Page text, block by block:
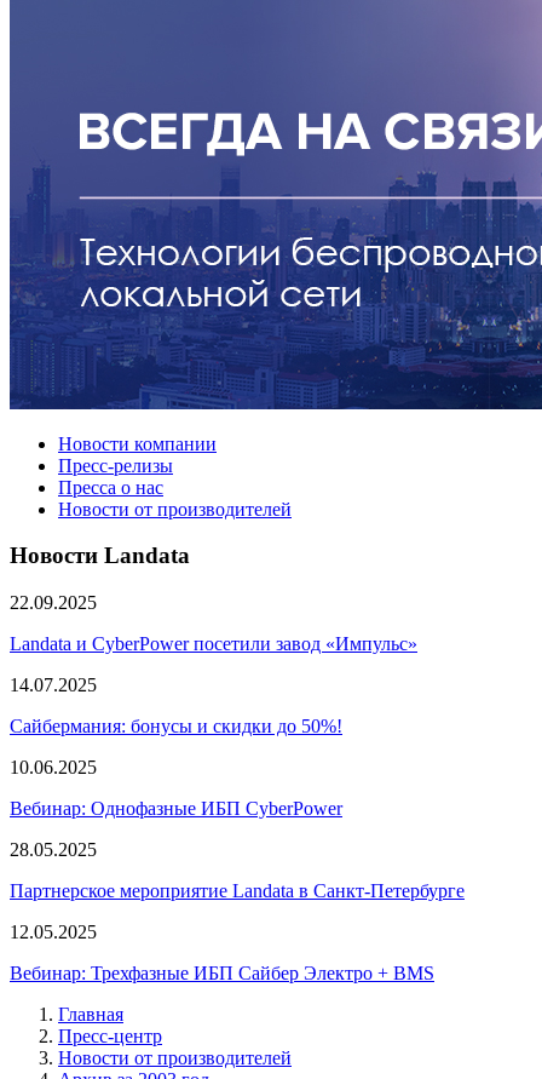
Новости компании
Пресс-релизы
Пресса о нас
Новости от производителей
Новости Landata
22.09.2025
Landata и CyberPower посетили завод «Импульс»
14.07.2025
Сайбермания: бонусы и скидки до 50%!
10.06.2025
Вебинар: Однофазные ИБП CyberPower
28.05.2025
Партнерское мероприятие Landata в Санкт-Петербурге
12.05.2025
Вебинар: Трехфазные ИБП Сайбер Электро + BMS
Главная
Пресс-центр
Новости от производителей